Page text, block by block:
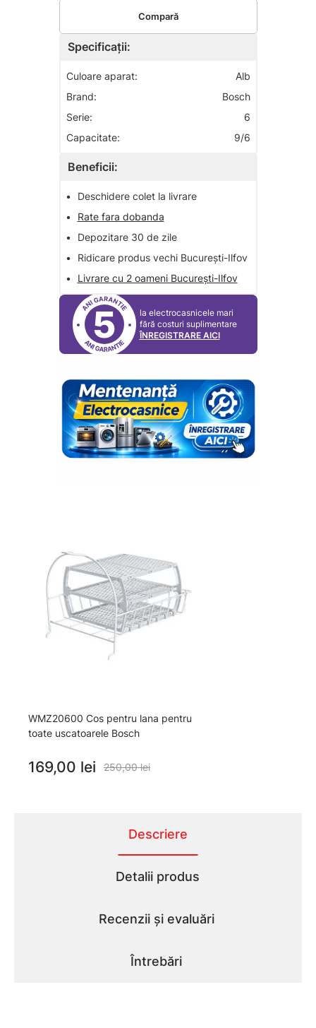
Specificații:
Culoare aparat:
Alb
Brand:
Bosch
Serie:
6
Capacitate:
9/6
Beneficii:
•
Deschidere colet la livrare
•
Rate fara dobanda
•
Depozitare 30 de zile
•
Ridicare produs vechi București-Ilfov
•
Livrare cu 2 oameni București-Ilfov
5
la electrocasnicele mari
fără costuri suplimentare
ÎNREGISTRARE AICI
Compară
WMZ20600 Cos pentru lana pentru
toate uscatoarele Bosch
169,00 lei 250,00 lei
Descriere
Detalii produs
Recenzii și evaluări
Întrebări